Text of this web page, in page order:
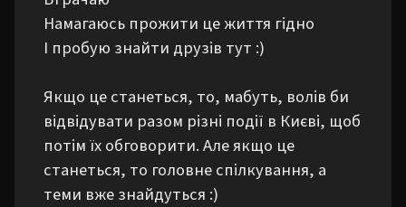
Намагаюсь прожити це життя гідно
І пробую знайти друзів тут :)
Якщо це станеться, то, мабуть, волів би
відвідувати разом різні події в Києві, щоб
потім їх обговорити. Але якщо це
станеться, то головне спілкування, а
теми вже знайдуться :)